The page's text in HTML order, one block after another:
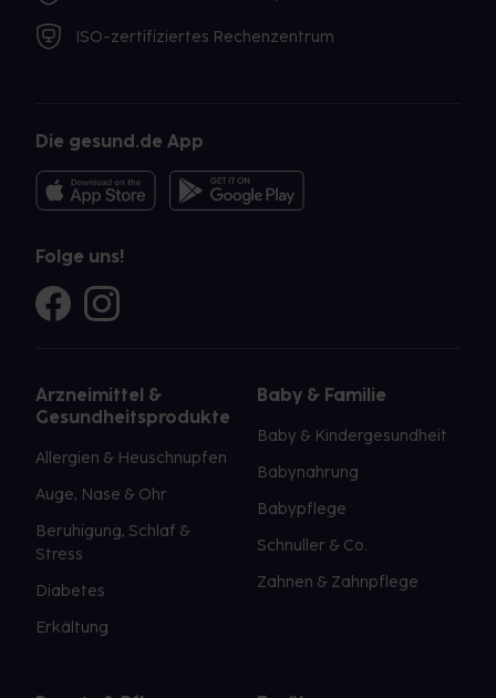
ISO-zertifiziertes Rechenzentrum
Die gesund.de App
Folge uns!
Arzneimittel &
Gesundheitsprodukte
Allergien & Heuschnupfen
Auge, Nase & Ohr
Beruhigung, Schlaf &
Stress
Diabetes
Erkältung
Baby & Familie
Baby & Kindergesundheit
Babynahrung
Babypflege
Schnuller & Co.
Zahnen & Zahnpflege